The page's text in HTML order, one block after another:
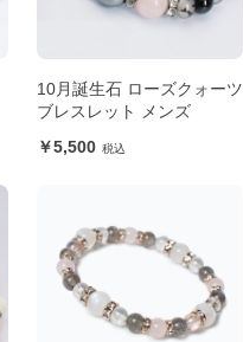
10月誕生石 ローズクォーツ
ブレスレット メンズ
5,500